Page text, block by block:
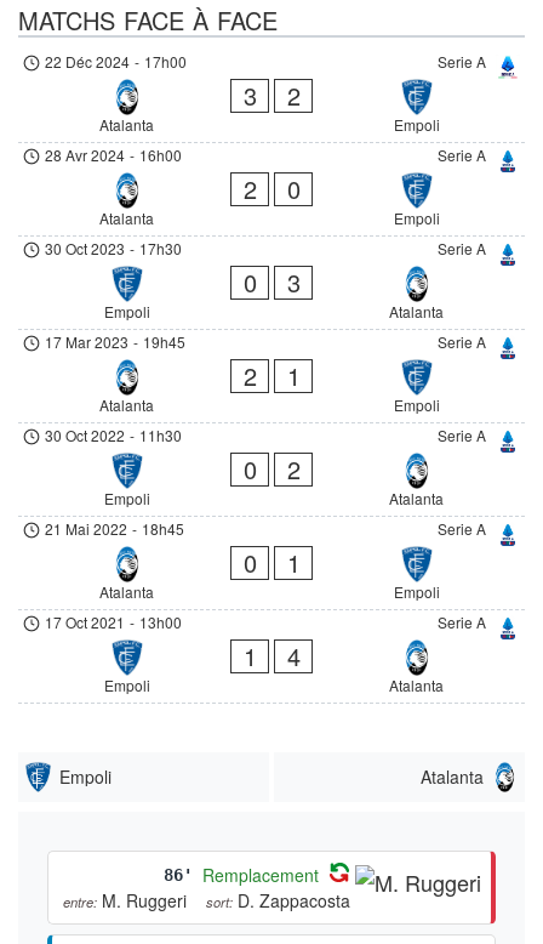
MATCHS FACE À FACE
Serie A
22 Déc 2024 - 17h00
Atalanta
3 2
Empoli
Serie A
28 Avr 2024 - 16h00
Atalanta
2 0
Empoli
Serie A
30 Oct 2023 - 17h30
Empoli
0 3
Atalanta
Serie A
17 Mar 2023 - 19h45
Atalanta
2 1
Empoli
Serie A
30 Oct 2022 - 11h30
Empoli
0 2
Atalanta
Serie A
21 Mai 2022 - 18h45
Atalanta
0 1
Empoli
Serie A
17 Oct 2021 - 13h00
Empoli
1 4
Atalanta
Empoli Atalanta
86' Remplacement
entre: M. Ruggeri sort: D. Zappacosta